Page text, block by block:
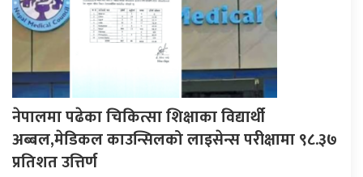
नेपालमा पढेका चिकित्सा शिक्षाका विद्यार्थी
अब्बल,मेडिकल काउन्सिलको लाइसेन्स परीक्षामा ९८.३७
प्रतिशत उत्तिर्ण